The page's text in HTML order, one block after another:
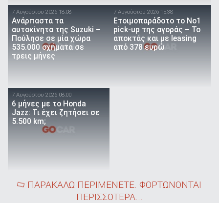
7 Αυγούστου 2026 18:08
Ανάρπαστα τα
αυτοκίνητα της Suzuki –
Πούλησε σε μία χώρα
535.000 οχήματα σε
τρεις μήνες
7 Αυγούστου 2026 15:38
Ετοιμοπαράδοτο το Νο1
pick-up της αγοράς – Το
αποκτάς και με leasing
από 378 ευρώ
7 Αυγούστου 2026 08:00
6 μήνες με το Honda
Jazz: Τι έχει ζητήσει σε
5.500 km;
ΠΑΡΑΚΑΛΩ ΠΕΡΙΜΕΝΕΤΕ. ΦΟΡΤΩΝΟΝΤΑΙ
ΠΕΡΙΣΣΟΤΕΡΑ...